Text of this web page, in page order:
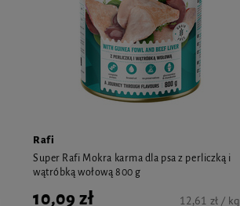
Rafi
Super Rafi Mokra karma dla psa z perliczką i
wątróbką wołową 800 g
10,09 zł 12,61 zł / kg